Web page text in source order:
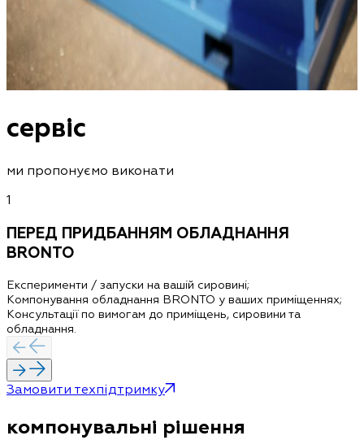
сервіс
ми пропонуємо виконати
1
ПЕРЕД ПРИДБАННЯМ ОБЛАДНАННЯ
BRONTO
Експерименти / запуски на вашій сировині;
Компонування обладнання BRONTO у ваших приміщеннях;
Консультації по вимогам до приміщень, сировини та
обладнання.
Замовити техпідтримку
компонувальні рішення